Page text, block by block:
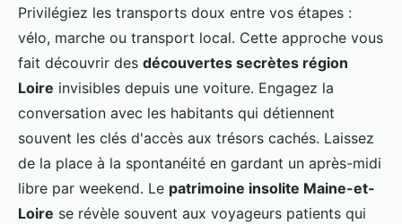
Privilégiez les transports doux entre vos étapes :
vélo, marche ou transport local. Cette approche vous
fait découvrir des découvertes secrètes région
Loire invisibles depuis une voiture. Engagez la
conversation avec les habitants qui détiennent
souvent les clés d'accès aux trésors cachés. Laissez
de la place à la spontanéité en gardant un après-midi
libre par weekend. Le patrimoine insolite Maine-et-
Loire se révèle souvent aux voyageurs patients qui